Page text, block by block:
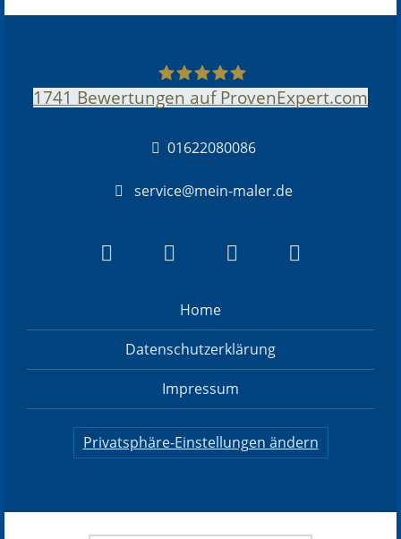
1741 Bewertungen auf ProvenExpert.com
01622080086
service@mein-maler.de
Home
Datenschutzerklärung
Impressum
Privatsphäre-Einstellungen ändern